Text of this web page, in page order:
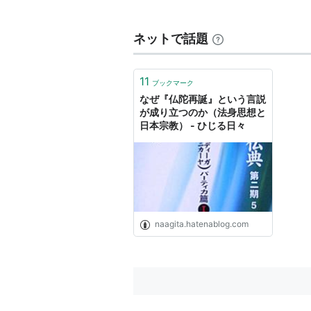
身が宇宙の事象に仮託して常に法
りそのものである法性真如すなわ
救いの御名を垂れて人々に知らし
の歴史において、修行によって功
「法身と呼ばれる永遠不滅の聖な
ベル）に合わせて現世に現れる。
ごとして、その日本的展開である
教の教学をも背後で支えている。
幸福の科学
ネットで話題
11 ブックマーク
なぜ『仏陀再誕』という言説
が成り立つのか（法身思想と
日本宗教） - ひじる日々
naagita.hatenablog.com